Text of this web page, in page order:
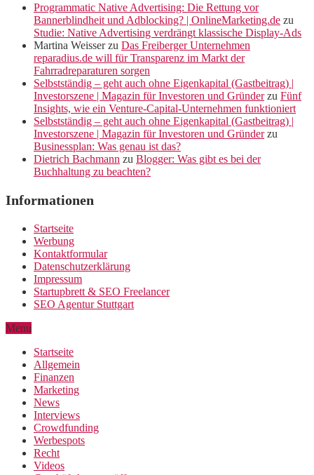
Programmatic Native Advertising: Die Rettung vor
Bannerblindheit und Adblocking? | OnlineMarketing.de zu
Studie: Native Advertising verdrängt klassische Display-Ads
Martina Weisserzu Das Freiberger Unternehmen
reparadius.de will für Transparenz im Markt der
Fahrradreparaturen sorgen
Selbstständig – geht auch ohne Eigenkapital (Gastbeitrag) |
Investorszene | Magazin für Investoren und Gründerzu Fünf
Insights, wie ein Venture-Capital-Unternehmen funktioniert
Selbstständig – geht auch ohne Eigenkapital (Gastbeitrag) |
Investorszene | Magazin für Investoren und Gründerzu
Businessplan: Was genau ist das?
Dietrich Bachmann zu Blogger: Was gibt es bei der
Buchhaltung zu beachten?
Informationen
Startseite
Werbung
Kontaktformular
Datenschutzerklärung
Impressum
Startupbrett & SEO Freelancer
SEO Agentur Stuttgart
Menu
Startseite
Allgemein
Finanzen
Marketing
News
Interviews
Crowdfunding
Werbespots
Recht
Videos